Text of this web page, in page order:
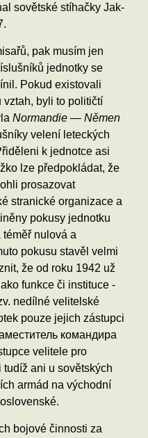
sovětské stíhačky Jak-
pak musím jen
jednotky se
Pokud existovali
vztah, byli to političtí
Normandie — Němen
velení leteckých
k jednotce asi
lze předpokládat, že
prosazovat
stranické organizace a
pokusy jednotku
nulová a
pokusu stavěl velmi
že od roku 1942 už
funkce či instituce -
nedílné velitelské
pouze jejich zástupci
командира
velitele pro
ani u sovětských
armád na východní
bojové činnosti za